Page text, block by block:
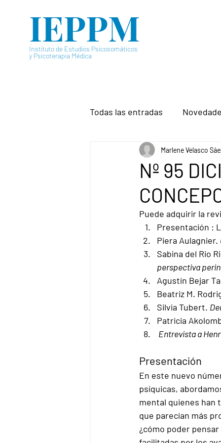
IEPPM
Instituto de Estudios Psicosomáticos
y Psicoterapia Médica
Todas las entradas
Nº 95
Marlene Velasco
Puede adquirir la
Presentación :
Piera Aulagnier.
Sabina del Rio
perspectiva
Agustín Bejar
Beatriz M.
Silvia Tubert.
Patricia
Entrevista a
Presentación
En este nuevo
psíquicas,
mental quienes han
que parecían más
¿cómo poder